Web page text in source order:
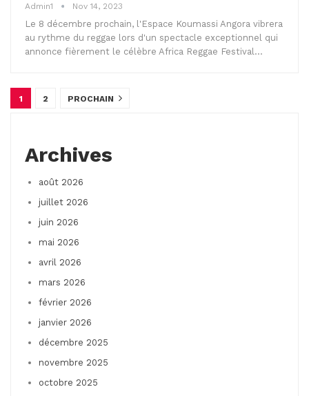
Admin1 Nov 14, 2023
Le 8 décembre prochain, l'Espace Koumassi Angora vibrera
au rythme du reggae lors d'un spectacle exceptionnel qui
annonce fièrement le célèbre Africa Reggae Festival…
1 2 PROCHAIN
Archives
août 2026
juillet 2026
juin 2026
mai 2026
avril 2026
mars 2026
février 2026
janvier 2026
décembre 2025
novembre 2025
octobre 2025